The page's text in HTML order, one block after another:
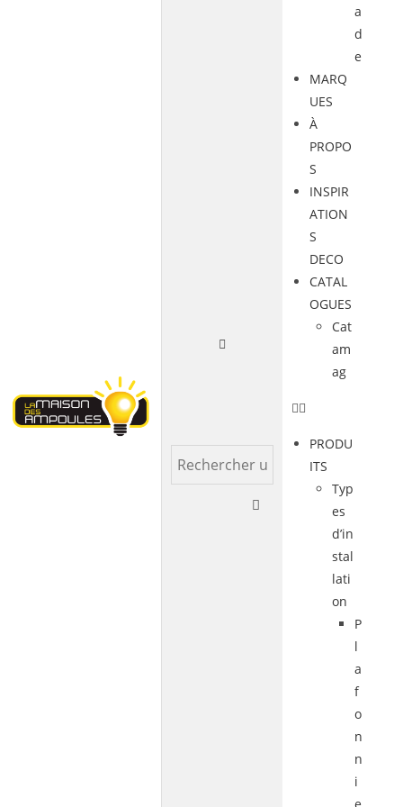
a
d
e
MARQ
UES
À
PROPO
S
INSPIR
ATION
S
DECO
CATAL
OGUES
Cat
am
ag
PRODU
ITS
Typ
es
d’in
stal
lati
on
P
l
a
f
o
n
n
i